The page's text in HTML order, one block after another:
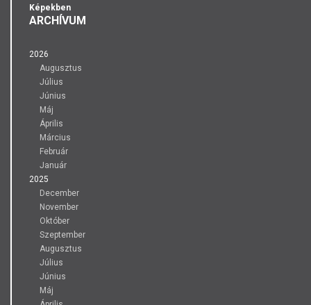
Képekben
ARCHÍVUM
2026
Augusztus
Július
Június
Máj
Április
Március
Február
Január
2025
December
November
Október
Szeptember
Augusztus
Július
Június
Máj